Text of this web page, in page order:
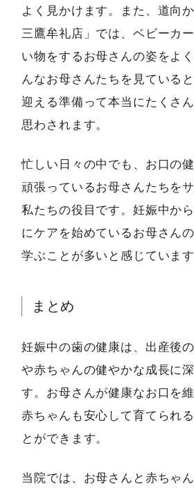
よく見かけます。また、道向
三鷹牟礼店」では、ベビーカ
い物をするお母さんの姿をよ
んなお母さんたちを見ている
迎える準備って本当にたくさ
思わされます。
忙しい日々の中でも、お口の
頑張っているお母さんたちを
私たちの役目です。妊娠中か
にケアを始めているお母さん
学ぶことが多いと感じています
まとめ
妊娠中の歯の健康は、出産後
や赤ちゃんの健やかな成長に
す。お母さんが健康なお口を
赤ちゃんも安心して育てられ
とができます。
当院では、お母さんと赤ちゃ